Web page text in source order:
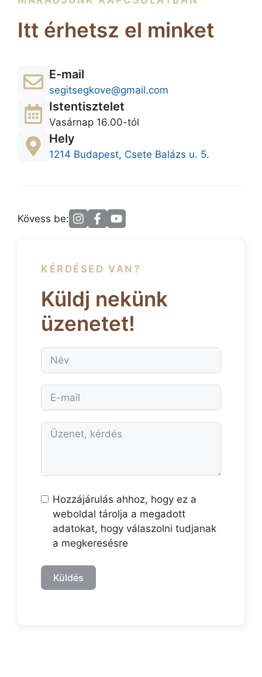
Itt érhetsz el minket
E-mail
segitsegkove@gmail.com
Istentisztelet
Vasárnap 16.00-tól
Hely
1214 Budapest, Csete Balázs u. 5.
Kövess be:
KÉRDÉSED VAN?
Küldj nekünk
üzenetet!
Hozzájárulás ahhoz, hogy ez a
weboldal tárolja a megadott
adatokat, hogy válaszolni tudjanak
a megkeresésre
Küldés